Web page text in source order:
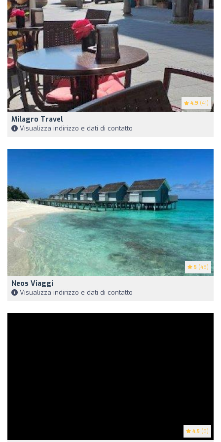
4.9 (41)
Milagro Travel
Visualizza indirizzo e dati di contatto
5 (48)
Neos Viaggi
Visualizza indirizzo e dati di contatto
4.5 (6)